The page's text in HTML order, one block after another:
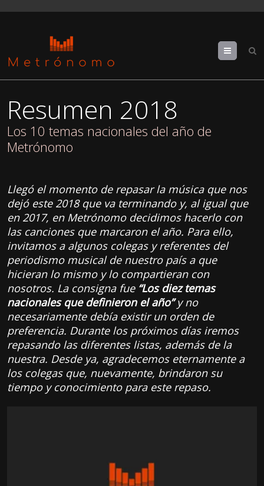
Menu
Resumen 2018
Los 10 temas nacionales del año de
Metrónomo
Llegó el momento de repasar la música que nos
dejó este 2018 que va terminando y, al igual que
en 2017, en Metrónomo decidimos hacerlo con
las canciones que marcaron el año. Para ello,
invitamos a algunos colegas y referentes del
periodismo musical de nuestro país a que
hicieran lo mismo y lo compartieran con
nosotros. La consigna fue “Los diez temas
nacionales que definieron el año”y no
necesariamente debía existir un orden de
preferencia. Durante los próximos días iremos
repasando las diferentes listas, además de la
nuestra. Desde ya, agradecemos eternamente a
los colegas que, nuevamente, brindaron su
tiempo y conocimiento para este repaso.